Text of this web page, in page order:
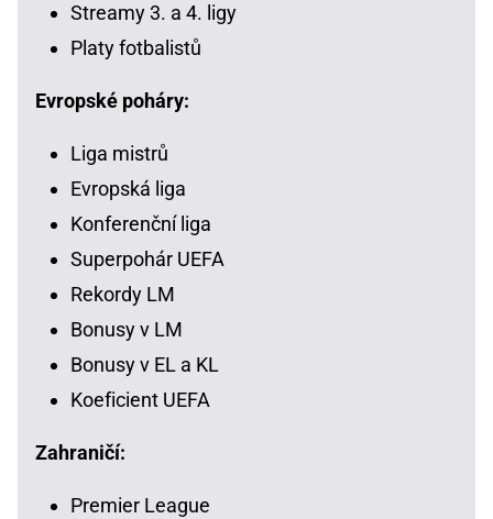
Streamy 3. a 4. ligy
Platy fotbalistů
Evropské poháry:
Liga mistrů
Evropská liga
Konferenční liga
Superpohár UEFA
Rekordy LM
Bonusy v LM
Bonusy v EL a KL
Koeficient UEFA
Zahraničí:
Premier League